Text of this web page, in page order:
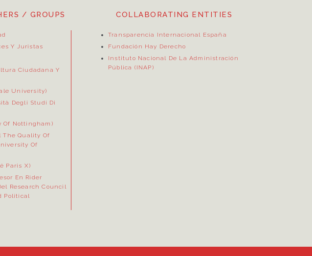
/ GROUPS
Y Juristas
Ciudadana Y
University)
Degli Studi Di
Of Nottingham)
The Quality Of
Of
Paris X)
En Rider
Research Council
Political
COLLABORATING ENTITIES
Transparencia Internacional España
Fundación Hay Derecho
Instituto Nacional De La Administración
Pública (INAP)